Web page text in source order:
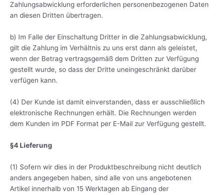
Zahlungsabwicklung erforderlichen personenbezogenen Daten
an diesen Dritten übertragen.
b) Im Falle der Einschaltung Dritter in die Zahlungsabwicklung,
gilt die Zahlung im Verhältnis zu uns erst dann als geleistet,
wenn der Betrag vertragsgemäß dem Dritten zur Verfügung
gestellt wurde, so dass der Dritte uneingeschränkt darüber
verfügen kann.
(4) Der Kunde ist damit einverstanden, dass er ausschließlich
elektronische Rechnungen erhält. Die Rechnungen werden
dem Kunden im PDF Format per E-Mail zur Verfügung gestellt.
§4 Lieferung
(1) Sofern wir dies in der Produktbeschreibung nicht deutlich
anders angegeben haben, sind alle von uns angebotenen
Artikel innerhalb von 15 Werktagen ab Eingang der